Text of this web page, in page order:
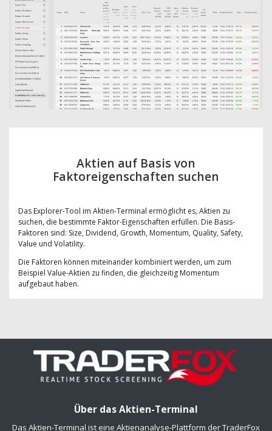
Aktien auf Basis von
Faktoreigenschaften suchen
Das Explorer-Tool im Aktien-Terminal ermöglicht es, Aktien zu
suchen, die bestimmte Faktor-Eigenschaften erfüllen. Die Basis-
Faktoren sind: Size, Dividend, Growth, Momentum, Quality, Safety,
Value und Volatility.
Die Faktoren können miteinander kombiniert werden, um zum
Beispiel Value-Aktien zu finden, die gleichzeitig Momentum
aufgebaut haben.
Über das Aktien-Terminal
Das Aktien-Terminal ist eine Aktienanalyse-Plattform der TraderFox